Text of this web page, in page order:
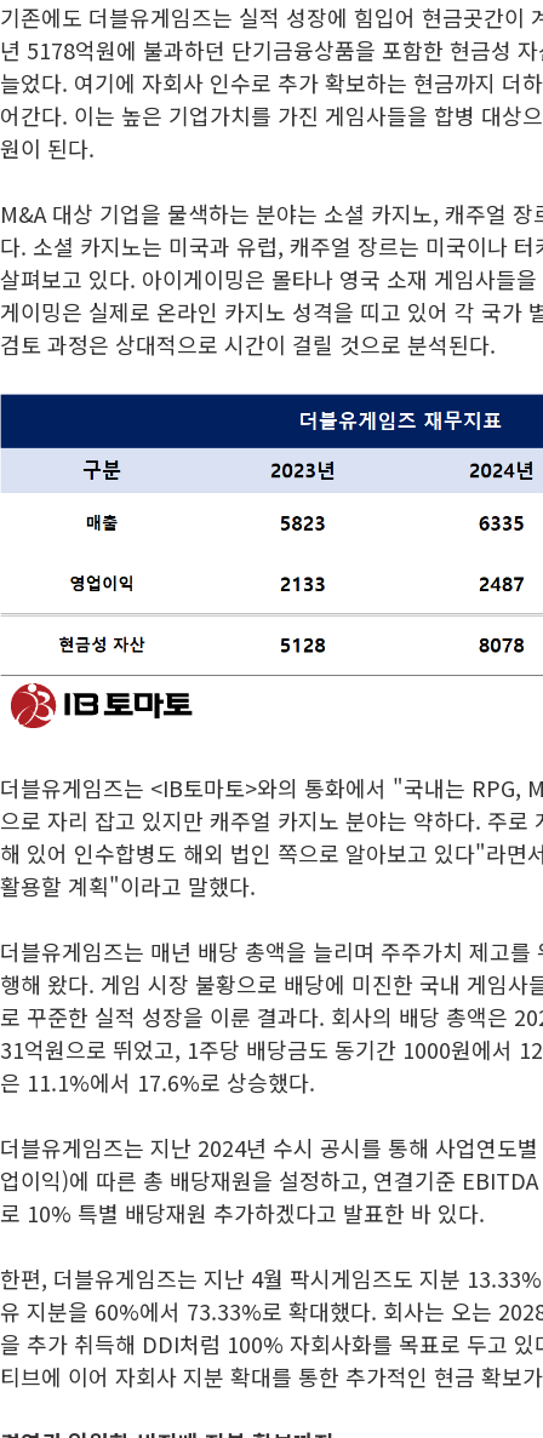
기존에도 더블유게임즈는 실적 성장에 힘입어 현금곳간이
년 5178억원에 불과하던 단기금융상품을 포함한 현금성
늘었다. 여기에 자회사 인수로 추가 확보하는 현금까지 더
어간다. 이는 높은 기업가치를 가진 게임사들을 합병 대상
원이 된다.
M&A 대상 기업을 물색하는 분야는 소셜 카지노, 캐주얼
다. 소셜 카지노는 미국과 유럽, 캐주얼 장르는 미국이나
살펴보고 있다. 아이게이밍은 몰타나 영국 소재 게임사들
게이밍은 실제로 온라인 카지노 성격을 띠고 있어 각 국가
검토 과정은 상대적으로 시간이 걸릴 것으로 분석된다.
더블유게임즈는 <IB토마토>와의 통화에서 "국내는 RPG,
으로 자리 잡고 있지만 캐주얼 카지노 분야는 약하다. 주로
해 있어 인수합병도 해외 법인 쪽으로 알아보고 있다"라면
활용할 계획"이라고 말했다.
더블유게임즈는 매년 배당 총액을 늘리며 주주가치 제고
행해 왔다. 게임 시장 불황으로 배당에 미진한 국내 게임사
로 꾸준한 실적 성장을 이룬 결과다. 회사의 배당 총액은
31억원으로 뛰었고, 1주당 배당금도 동기간 1000원에서
은 11.1%에서 17.6%로 상승했다.
더블유게임즈는 지난 2024년 수시 공시를 통해 사업연도
업이익)에 따른 총 배당재원을 설정하고, 연결기준
로 10% 특별 배당재원 추가하겠다고 발표한 바 있다.
한편, 더블유게임즈는 지난 4월 팍시게임즈도 지분
유 지분을 60%에서 73.33%로 확대했다. 회사는 오는
을 추가 취득해 DDI처럼 100% 자회사화를 목표로 두고
티브에 이어 자회사 지분 확대를 통한 추가적인 현금 확보